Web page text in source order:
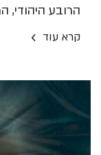
הרובע היהודי,
קרא עוד ›